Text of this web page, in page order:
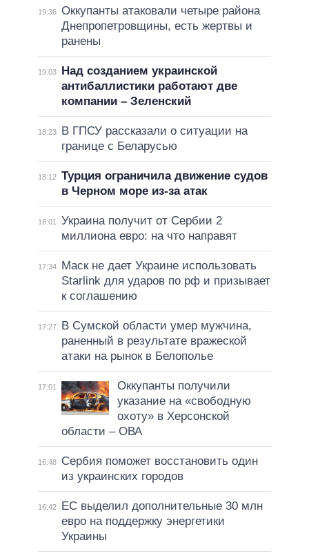
19:36 Оккупанты атаковали четыре района
Днепропетровщины, есть жертвы и
ранены
19:03
Над созданием украинской
антибаллистики работают две
компании – Зеленский
18:23
В ГПСУ рассказали о ситуации на
границе с Беларусью
18:12 Турция ограничила движение судов
в Черном море из-за атак
18:01
Украина получит от Сербии 2
миллиона евро: на что направят
17:34
Маск не дает Украине использовать
Starlink для ударов по рф и призывает
к соглашению
17:27
В Сумской области умер мужчина,
раненный в результате вражеской
атаки на рынок в Белополье
17:01
Оккупанты получили
указание на «свободную
охоту» в Херсонской
области – ОВА
16:48
Сербия поможет восстановить один
из украинских городов
16:42
ЕС выделил дополнительные 30 млн
евро на поддержку энергетики
Украины